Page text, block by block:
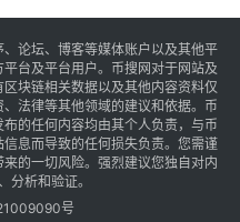
论坛、博客等媒体账户以及其他平
台及平台用户。币搜网对于网站及
块链相关数据以及其他内容资料仅
法律等其他领域的建议和依据。币
的任何内容均由其个人负责，与币
息而导致的任何损失负责。您需谨
的一切风险。强烈建议您独自对内
分析和验证。
号